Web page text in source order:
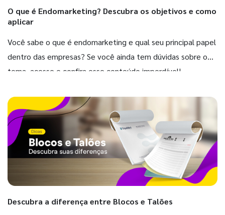
O que é Endomarketing? Descubra os objetivos e como
aplicar
Você sabe o que é endomarketing e qual seu principal papel
dentro das empresas? Se você ainda tem dúvidas sobre o
tema, acesse e confira esse conteúdo imperdível!
Descubra a diferença entre Blocos e Talões